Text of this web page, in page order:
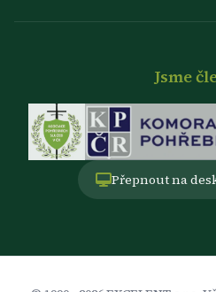
Jsme
Přepnout na